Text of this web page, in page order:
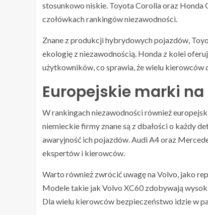
stosunkowo niskie. Toyota Corolla oraz
czołówkach rankingów niezawodności.
Znane z produkcji hybrydowych pojazdów,
ekologię z niezawodnością. Honda z kolei
użytkowników, co sprawia, że wielu kierowców
Europejskie marki
W rankingach niezawodności również
niemieckie firmy znane są z dbałości o każdy
awaryjność ich pojazdów. Audi A4 oraz
ekspertów i kierowców.
Warto również zwrócić uwagę na Volvo, jako
Modele takie jak Volvo XC60 zdobywają
Dla wielu kierowców bezpieczeństwo idzie w